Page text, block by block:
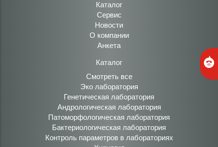
Каталог
Сервис
Новости
О компании
Анкета
Каталог
Смотреть все
Эко лаборатория
Генетическая лаборатория
Андрологическая лаборатория
Патоморфологическая лаборатория
Бактериологическая лаборатория
Контроль параметров в лабораториях